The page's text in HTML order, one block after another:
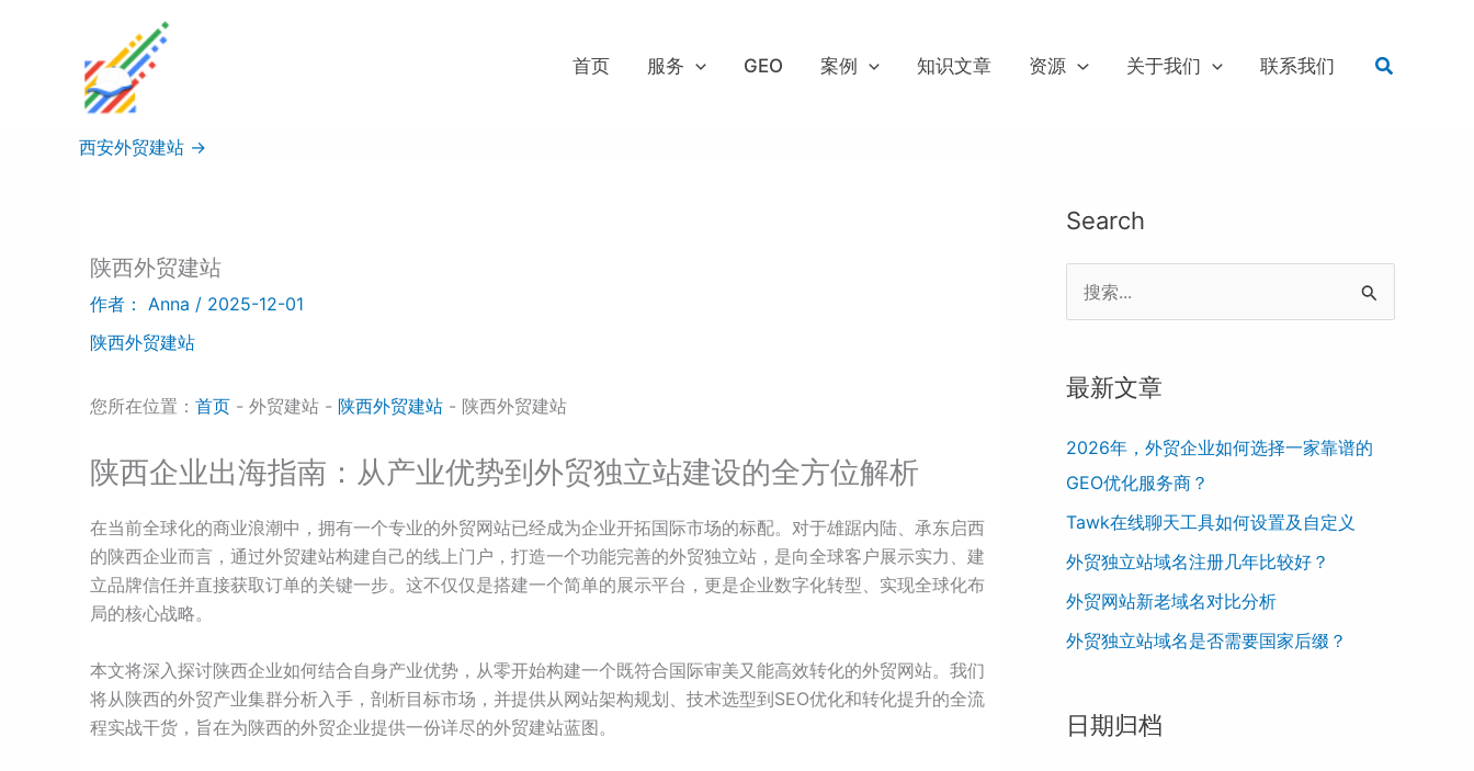
首页 服务 GEO 案例 知识文章 资源 关于我们 联系我们
搜
西安外贸建站 →
陕西外贸建站
作者： Anna / 2025-12-01
陕西外贸建站
您所在位置： 首页 - 外贸建站 - 陕西外贸建站 - 陕西外贸建站
陕西企业出海指南：从产业优势到外贸独立站建设的全方位解析
在当前全球化的商业浪潮中，拥有一个专业的外贸网站已经成为企业开拓国际市场的标配。对于雄踞内陆、承东启西
的陕西企业而言，通过外贸建站构建自己的线上门户，打造一个功能完善的外贸独立站，是向全球客户展示实力、建
立品牌信任并直接获取订单的关键一步。这不仅仅是搭建一个简单的展示平台，更是企业数字化转型、实现全球化布
局的核心战略。
本文将深入探讨陕西企业如何结合自身产业优势，从零开始构建一个既符合国际审美又能高效转化的外贸网站。我们
将从陕西的外贸产业集群分析入手，剖析目标市场，并提供从网站架构规划、技术选型到SEO优化和转化提升的全流
程实战干货，旨在为陕西的外贸企业提供一份详尽的外贸建站蓝图。
Search
最新文章
2026年，外贸企业如何选择一家靠谱的
GEO优化服务商？
Tawk在线聊天工具如何设置及自定义
外贸独立站域名注册几年比较好？
外贸网站新老域名对比分析
外贸独立站域名是否需要国家后缀？
日期归档